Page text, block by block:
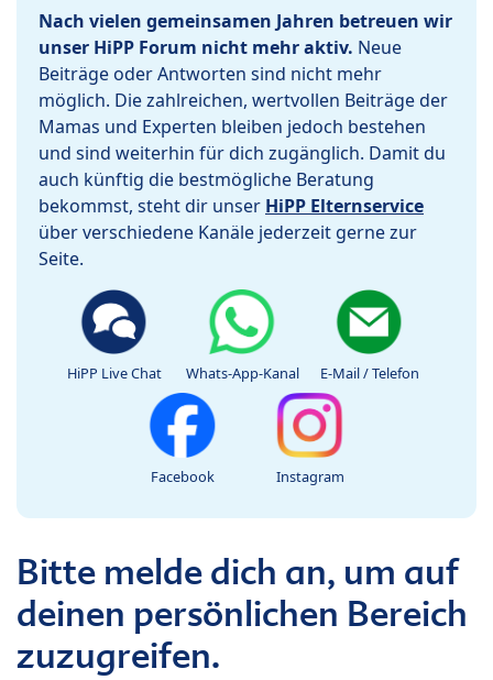
Nach vielen gemeinsamen Jahren betreuen wir
unser HiPP Forum nicht mehr aktiv. Neue
Beiträge oder Antworten sind nicht mehr
möglich. Die zahlreichen, wertvollen Beiträge der
Mamas und Experten bleiben jedoch bestehen
und sind weiterhin für dich zugänglich. Damit du
auch künftig die bestmögliche Beratung
bekommst, steht dir unser HiPP Elternservice
über verschiedene Kanäle jederzeit gerne zur
Seite.
HiPP Live Chat Whats-App-Kanal E-Mail / Telefon
Facebook Instagram
Bitte melde dich an, um auf
deinen persönlichen Bereich
zuzugreifen.